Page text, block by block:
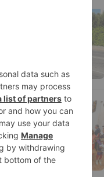
4